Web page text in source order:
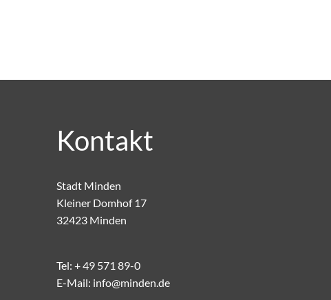
Kontakt
Stadt Minden
Kleiner Domhof 17
32423 Minden
Tel: + 49 571 89-0
E-Mail: info@minden.de